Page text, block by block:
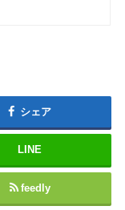
シェア
LINE
feedly